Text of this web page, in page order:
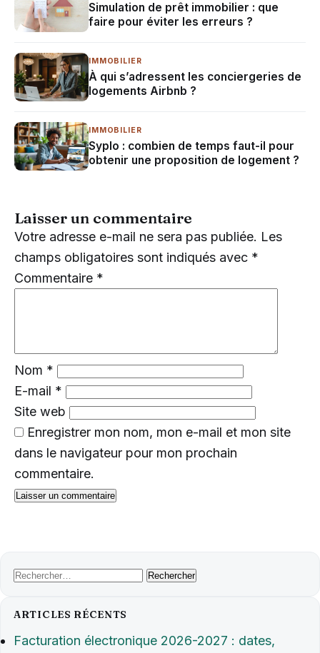
Simulation de prêt immobilier : que
faire pour éviter les erreurs ?
IMMOBILIER
À qui s’adressent les conciergeries de
logements Airbnb ?
IMMOBILIER
Syplo : combien de temps faut-il pour
obtenir une proposition de logement ?
Laisser un commentaire
Votre adresse e-mail ne sera pas publiée. Les
champs obligatoires sont indiqués avec *
Commentaire *
Nom *
E-mail *
Site web
Enregistrer mon nom, mon e-mail et mon site
dans le navigateur pour mon prochain
commentaire.
Rechercher :
ARTICLES RÉCENTS
Facturation électronique 2026-2027 : dates,